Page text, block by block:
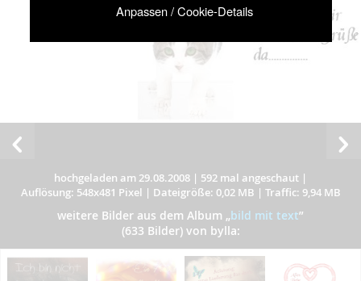
Anpassen / Cookie-Details
hochgeladen am 29.08.2008 | 592 mal angeschaut |
Auflösung: 548x481 Pixel | Dateigröße: 0,02 MB | Traffic: 9,94 MB
weitere Bilder aus dem Album „bild mit text”
(633 Bilder) von bylla: